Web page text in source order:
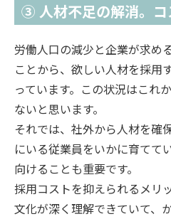
③ 人材不足の解消。コ
労働人口の減少と企業が求め
ことから、欲しい人材を採用
っています。この状況はこれ
ないと思います。
それでは、社外から人材を確
にいる従業員をいかに育てて
向けることも重要です。
採用コストを抑えられるメリ
文化が深く理解できていて、